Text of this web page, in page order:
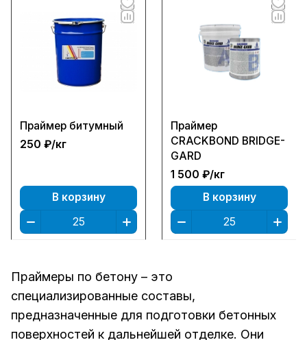
Праймер битумный
250 ₽/кг
В корзину
Праймер
CRACKBOND BRIDGE-
GARD
1 500 ₽/кг
В корзину
Праймеры по бетону – это
специализированные составы,
предназначенные для подготовки бетонных
поверхностей к дальнейшей отделке. Они